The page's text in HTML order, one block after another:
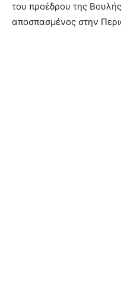
του προέδρου της
αποσπασμένος στην